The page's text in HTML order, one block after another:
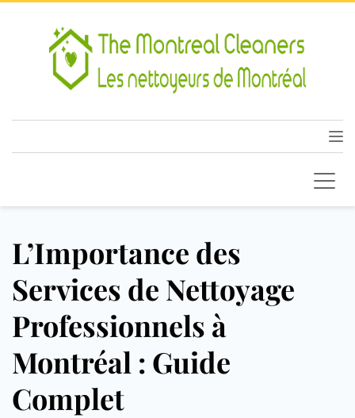
L’Importance des
Services de Nettoyage
Professionnels à
Montréal : Guide
Complet